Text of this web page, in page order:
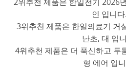
인 입니다.
3위추천 제품은 한일의료기 거
난초, 대 입
4위추천 제품은 더 푹신하고 두
형 에어 입